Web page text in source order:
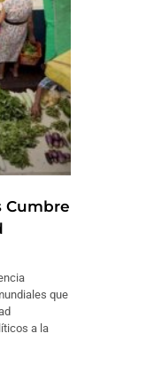
Cumbre
que
a la